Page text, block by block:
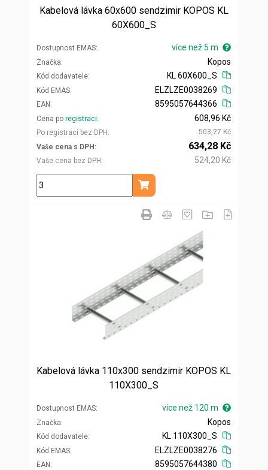
Kabelová lávka 60x600 sendzimir KOPOS KL
60X600_S
Dostupnost EMAS více než 5 m
Značka
Kód dodavatele
Kopos
KL 60X600_S
Kód EMAS
EAN
ELZLZE0038269
8595057644366
Cena po registraci
Po registraci bez DPH
608,96 Kč
503,27 Kč
Vaše cena s DPH
Vaše cena bez DPH
634,28 Kč
524,20 Kč
m
Přidat do košíku
Kabelová lávka 110x300 sendzimir KOPOS KL
110X300_S
Dostupnost EMAS více než 120 m
Značka
Kód dodavatele
Kopos
KL 110X300_S
Kód EMAS
EAN
ELZLZE0038276
8595057644380